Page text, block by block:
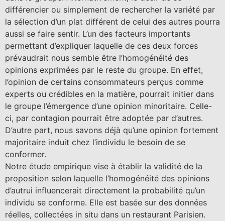
différencier ou simplement de rechercher la variété par
la sélection d’un plat différent de celui des autres pourra
aussi se faire sentir. L’un des facteurs importants
permettant d’expliquer laquelle de ces deux forces
prévaudrait nous semble être l’homogénéité des
opinions exprimées par le reste du groupe. En effet,
l’opinion de certains consommateurs perçus comme
experts ou crédibles en la matière, pourrait initier dans
le groupe l’émergence d’une opinion minoritaire. Celle-
ci, par contagion pourrait être adoptée par d’autres.
D’autre part, nous savons déjà qu’une opinion fortement
majoritaire induit chez l’individu le besoin de se
conformer.
Notre étude empirique vise à établir la validité de la
proposition selon laquelle l’homogénéité des opinions
d’autrui influencerait directement la probabilité qu’un
individu se conforme. Elle est basée sur des données
réelles, collectées in situ dans un restaurant Parisien.